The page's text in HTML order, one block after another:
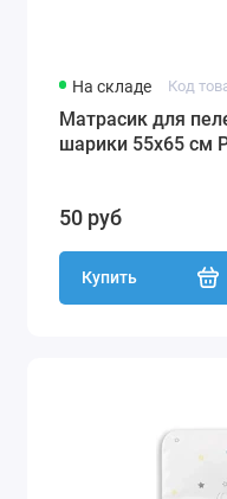
На складе Код
Матрасик для
шарики 55х65 см
50 руб
Купить